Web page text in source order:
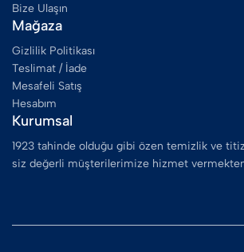
Bize Ulaşın
Mağaza
Gizlilik Politikası
Teslimat / İade
Mesafeli Satış
Hesabım
Kurumsal
1923 tahinde olduğu gibi özen temizlik ve
siz değerli müşterilerimize hizmet